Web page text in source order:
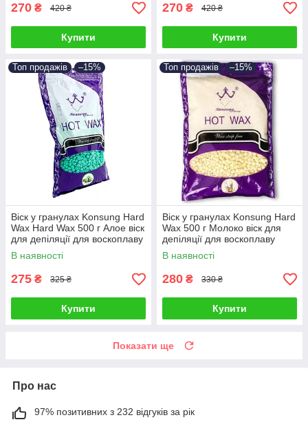
270 ₴ 420 ₴
Купити
270 ₴ 420 ₴
Купити
Топ продажів –15%
Віск у гранулах Konsung Hard
Wax Hard Wax 500 г Алое віск
для депіляції для воскоплаву
В наявності
275 ₴ 325 ₴
Купити
Топ продажів –15%
Віск у гранулах Konsung Hard
Wax 500 г Молоко віск для
депіляції для воскоплаву
В наявності
280 ₴ 330 ₴
Купити
Показати ще
Про нас
97% позитивних з 232 відгуків за рік